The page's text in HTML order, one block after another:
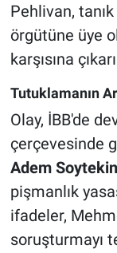
Pehlivan,
örgütüne üye
karşısına
Tutuklamanın
Olay, İBB'de
çerçevesinde
Adem Soytekin
pişmanlık
ifadeler,
soruşturmayı